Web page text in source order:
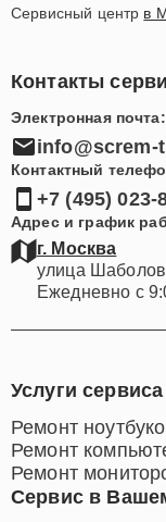
Сервисный центр в
Контакты
Электронная почта:
Контактный
+7 (495) 023-
Адрес и график
г. Москва
улица
Ежедневно с
Сервис в
Услуги сервиса
Ремонт
Ремонт
Ремонт